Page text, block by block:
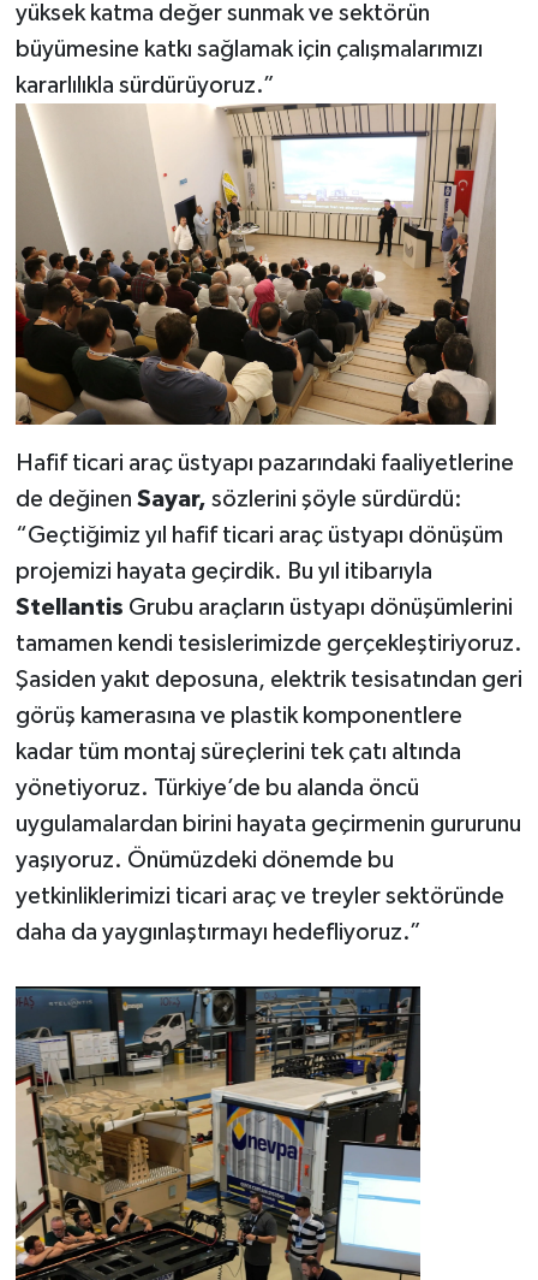
yüksek katma değer sunmak ve sektörün
büyümesine katkı sağlamak için çalışmalarımızı
kararlılıkla sürdürüyoruz.”
Hafif ticari araç üstyapı pazarındaki faaliyetlerine
de değinen Sayar, sözlerini şöyle sürdürdü:
“Geçtiğimiz yıl hafif ticari araç üstyapı dönüşüm
projemizi hayata geçirdik. Bu yıl itibarıyla
Stellantis Grubu araçların üstyapı dönüşümlerini
tamamen kendi tesislerimizde gerçekleştiriyoruz.
Şasiden yakıt deposuna, elektrik tesisatından geri
görüş kamerasına ve plastik komponentlere
kadar tüm montaj süreçlerini tek çatı altında
yönetiyoruz. Türkiye’de bu alanda öncü
uygulamalardan birini hayata geçirmenin gururunu
yaşıyoruz. Önümüzdeki dönemde bu
yetkinliklerimizi ticari araç ve treyler sektöründe
daha da yaygınlaştırmayı hedefliyoruz.”